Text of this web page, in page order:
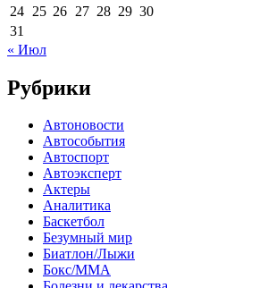
24 25 26 27 28 29 30
31
« Июл
Рубрики
Автоновости
Автособытия
Автоспорт
Автоэксперт
Актеры
Аналитика
Баскетбол
Безумный мир
Биатлон/Лыжи
Бокс/MMA